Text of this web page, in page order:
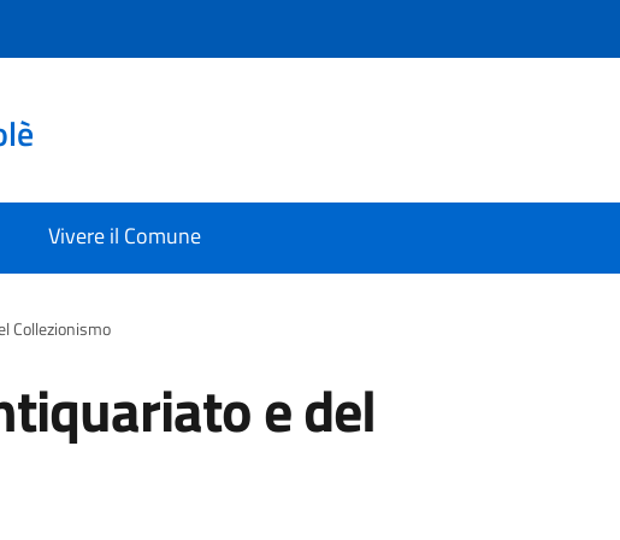
Vivere il Comune
Collezionismo
e del